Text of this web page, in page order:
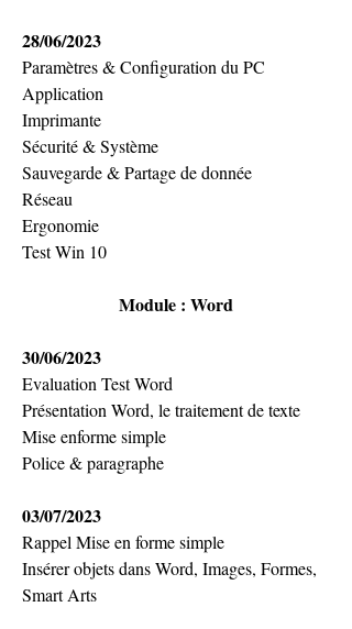
28/06/2023
Paramètres & Configuration du PC
Application
Imprimante
Sécurité & Système
Sauvegarde & Partage de donnée
Réseau
Ergonomie
Test Win 10
Module : Word
30/06/2023
Evaluation Test Word
Présentation Word, le traitement de texte
Mise enforme simple
Police & paragraphe
03/07/2023
Rappel Mise en forme simple
Insérer objets dans Word, Images, Formes,
Smart Arts